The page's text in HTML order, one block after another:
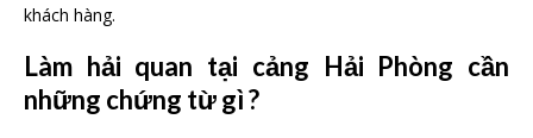
khách hàng.
Làm hải quan tại cảng Hải Phòng cần
những chứng từ gì ?